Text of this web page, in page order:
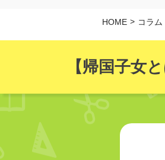
HOME コラム
【帰国子女